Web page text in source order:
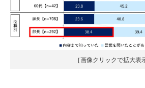
［画像クリックで拡大表